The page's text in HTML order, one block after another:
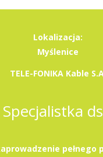
Lokalizacja:
Myślenice
TELE-FONIKA Kable
pełnego